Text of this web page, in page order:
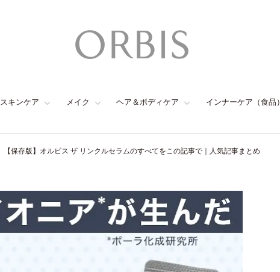
スキンケア メイク ヘア＆ボディケア インナーケア（食品）
【保存版】オルビス ザ リンクルセラムのすべてをこの記事で｜人気記事まとめ